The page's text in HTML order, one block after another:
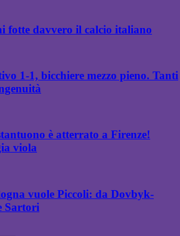
fotte davvero il calcio italiano
1-1, bicchiere mezzo pieno. Tanti
è atterrato a Firenze!
viola
vuole Piccoli: da Dovbyk-
Sartori